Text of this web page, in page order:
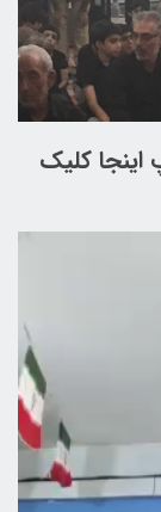
اینجا کلیک